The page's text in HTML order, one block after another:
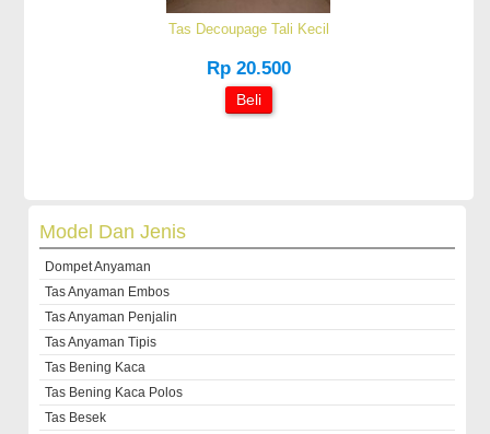
Tas Decoupage Tali Kecil
Rp 20.500
Beli
Model Dan Jenis
Dompet Anyaman
Tas Anyaman Embos
Tas Anyaman Penjalin
Tas Anyaman Tipis
Tas Bening Kaca
Tas Bening Kaca Polos
Tas Besek